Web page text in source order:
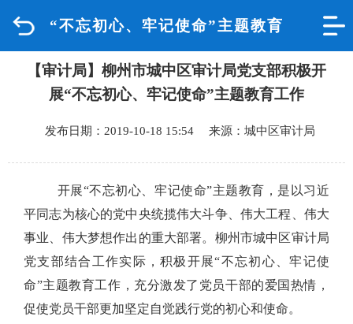
“不忘初心、牢记使命”主题教育
首页
品质城中
政府信息公开
互动回应
数据专题
【审计局】柳州市城中区审计局党支部积极开
展“不忘初心、牢记使命”主题教育工作
发布日期：2019-10-18 15:54 来源：城中区审计局
开展“不忘初心、牢记使命”主题教育，是以习近
平同志为核心的党中央统揽伟大斗争、伟大工程、伟大
事业、伟大梦想作出的重大部署。柳州市城中区审计局
党支部结合工作实际，积极开展“不忘初心、牢记使
命”主题教育工作，充分激发了党员干部的爱国热情，
促使党员干部更加坚定自觉践行党的初心和使命。